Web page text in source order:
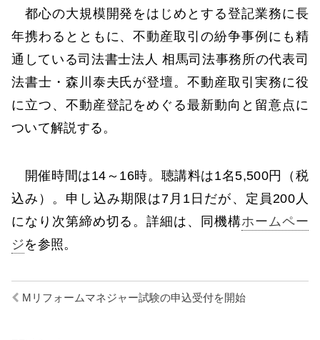
都心の大規模開発をはじめとする登記業務に長
年携わるとともに、不動産取引の紛争事例にも精
通している司法書士法人 相馬司法事務所の代表司
法書士・森川泰夫氏が登壇。不動産取引実務に役
に立つ、不動産登記をめぐる最新動向と留意点に
ついて解説する。
開催時間は14～16時。聴講料は1名5,500円（税
込み）。申し込み期限は7月1日だが、定員200人
になり次第締め切る。詳細は、同機構ホームペー
ジを参照。
Mリフォームマネジャー試験の申込受付を開始